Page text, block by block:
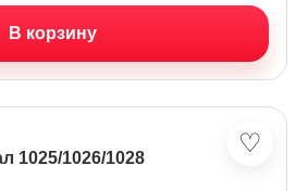
В корзину
♡
1025/1026/1028